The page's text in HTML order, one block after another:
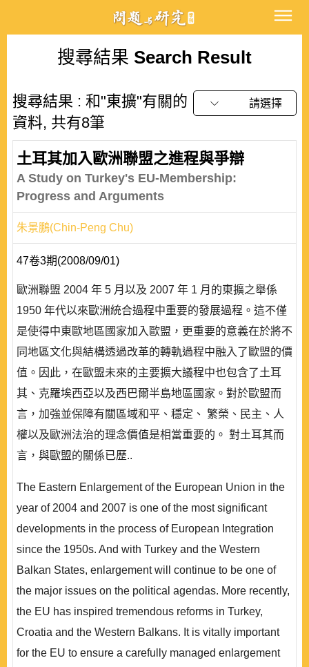
搜尋結果 Search Result
搜尋結果 : 和"東擴"有關的
資料, 共有8筆
請選擇
土耳其加入歐洲聯盟之進程與爭辯
A Study on Turkey's EU-Membership:
Progress and Arguments
朱景鵬(Chin-Peng Chu)
47卷3期(2008/09/01)
歐洲聯盟 2004 年 5 月以及 2007 年 1 月的東擴之舉係
1950 年代以來歐洲統合過程中重要的發展過程。這不僅
是使得中東歐地區國家加入歐盟，更重要的意義在於將不
同地區文化與結構透過改革的轉軌過程中融入了歐盟的價
值。因此，在歐盟未來的主要擴大議程中也包含了土耳
其、克羅埃西亞以及西巴爾半島地區國家。對於歐盟而
言，加強並保障有關區域和平、穩定、 繁榮、民主、人
權以及歐洲法治的理念價值是相當重要的。 對土耳其而
言，與歐盟的關係已歷..
The Eastern Enlargement of the European Union in the
year of 2004 and 2007 is one of the most significant
developments in the process of European Integration
since the 1950s. And with Turkey and the Western
Balkan States, enlargement will continue to be one of
the major issues on the political agendas. More recently,
the EU has inspired tremendous reforms in Turkey,
Croatia and the Western Balkans. It is vitally important
for the EU to ensure a carefully managed enlargement